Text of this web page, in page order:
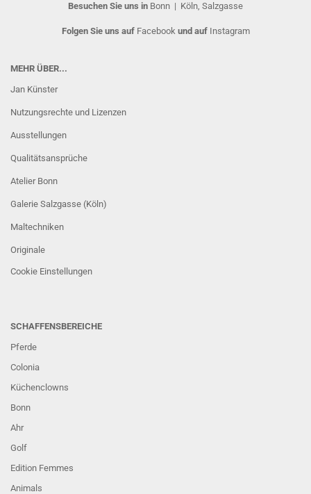
Besuchen Sie uns in Bonn | Köln, Salzgasse
Folgen Sie uns auf Facebook und auf Instagram
MEHR ÜBER...
Jan Künster
Nutzungsrechte und Lizenzen
Ausstellungen
Qualitätsansprüche
Atelier Bonn
Galerie Salzgasse (Köln)
Maltechniken
Originale
Cookie Einstellungen
SCHAFFENSBEREICHE
Pferde
Colonia
Küchenclowns
Bonn
Ahr
Golf
Edition Femmes
Animals